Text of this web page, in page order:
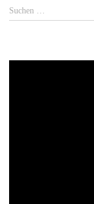
Suchen
nach:
Suchen …